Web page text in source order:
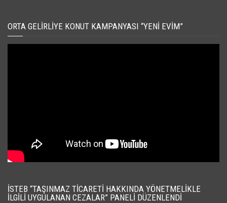
ORTA GELIRLIYE KONUT KAMPANYASI “YENI EVIM”
İSTEB “TAŞINMAZ TICARETI HAKKINDA YÖNETMELIKLE
İLGILI UYGULANAN CEZALAR” PANELI DÜZENLENDI